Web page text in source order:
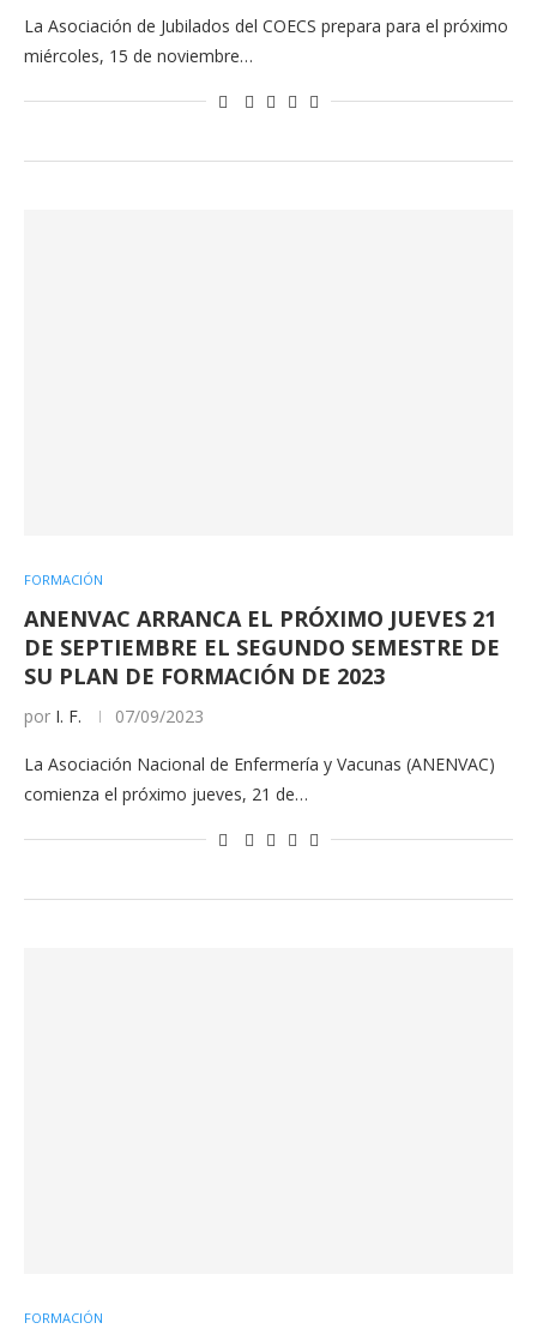
La Asociación de Jubilados del COECS prepara para el próximo
miércoles, 15 de noviembre…
FORMACIÓN
ANENVAC ARRANCA EL PRÓXIMO JUEVES 21
DE SEPTIEMBRE EL SEGUNDO SEMESTRE DE
SU PLAN DE FORMACIÓN DE 2023
por I. F. 07/09/2023
La Asociación Nacional de Enfermería y Vacunas (ANENVAC)
comienza el próximo jueves, 21 de…
FORMACIÓN